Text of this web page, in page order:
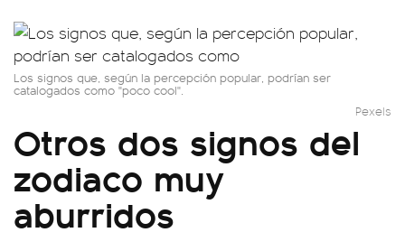
Los signos que, según la percepción popular, podrían ser
catalogados como "poco cool".
Pexels
Otros dos signos del
zodiaco muy
aburridos